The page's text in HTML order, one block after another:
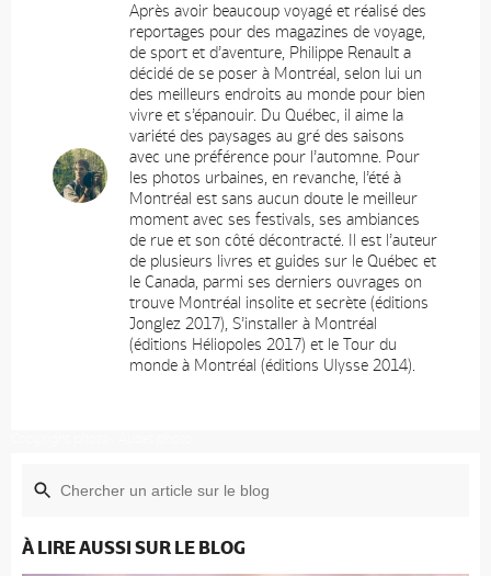
Après avoir beaucoup voyagé et réalisé des
reportages pour des magazines de voyage,
de sport et d’aventure, Philippe Renault a
décidé de se poser à Montréal, selon lui un
des meilleurs endroits au monde pour bien
vivre et s’épanouir. Du Québec, il aime la
variété des paysages au gré des saisons
avec une préférence pour l’automne. Pour
les photos urbaines, en revanche, l’été à
Montréal est sans aucun doute le meilleur
moment avec ses festivals, ses ambiances
de rue et son côté décontracté. Il est l’auteur
de plusieurs livres et guides sur le Québec et
le Canada, parmi ses derniers ouvrages on
trouve Montréal insolite et secrète (éditions
Jonglez 2017), S’installer à Montréal
(éditions Héliopoles 2017) et le Tour du
monde à Montréal (éditions Ulysse 2014).
À LIRE AUSSI SUR LE BLOG